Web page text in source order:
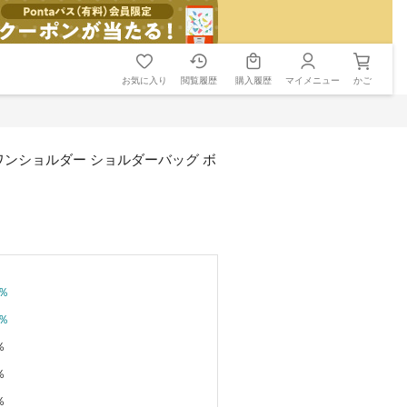
お気に入り 閲覧履歴 購入履歴 マイメニュー かご
ショルダー ショルダーバッグ ボ